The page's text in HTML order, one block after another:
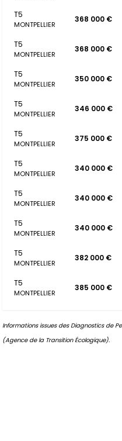
T5
MONTPELLIER
368 000 €
T5
MONTPELLIER
368 000 €
T5
MONTPELLIER
350 000 €
T5
MONTPELLIER
346 000 €
T5
MONTPELLIER
375 000 €
T5
MONTPELLIER
340 000 €
T5
MONTPELLIER
340 000 €
T5
MONTPELLIER
340 000 €
T5
MONTPELLIER
382 000 €
T5
MONTPELLIER
385 000 €
Informations issues des Diagnostics de
(Agence de la Transition Écologique).